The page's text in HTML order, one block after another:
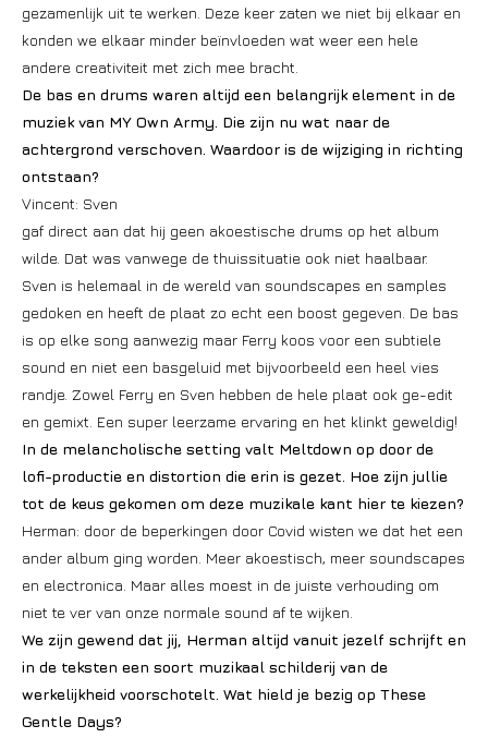
gezamenlijk uit te werken. Deze keer zaten we niet bij elkaar en
konden we elkaar minder beïnvloeden wat weer een hele
andere creativiteit met zich mee bracht.
De bas en drums waren altijd een belangrijk element in de
muziek van MY Own Army. Die zijn nu wat naar de
achtergrond verschoven. Waardoor is de wijziging in richting
ontstaan?
Vincent: Sven
gaf direct aan dat hij geen akoestische drums op het album
wilde. Dat was vanwege de thuissituatie ook niet haalbaar.
Sven is helemaal in de wereld van soundscapes en samples
gedoken en heeft de plaat zo echt een boost gegeven. De bas
is op elke song aanwezig maar Ferry koos voor een subtiele
sound en niet een basgeluid met bijvoorbeeld een heel vies
randje. Zowel Ferry en Sven hebben de hele plaat ook ge-edit
en gemixt. Een super leerzame ervaring en het klinkt geweldig!
In de melancholische setting valt Meltdown op door de
lofi-productie en distortion die erin is gezet. Hoe zijn jullie
tot de keus gekomen om deze muzikale kant hier te kiezen?
Herman: door de beperkingen door Covid wisten we dat het een
ander album ging worden. Meer akoestisch, meer soundscapes
en electronica. Maar alles moest in de juiste verhouding om
niet te ver van onze normale sound af te wijken.
We zijn gewend dat jij, Herman altijd vanuit jezelf schrijft en
in de teksten een soort muzikaal schilderij van de
werkelijkheid voorschotelt. Wat hield je bezig op These
Gentle Days?